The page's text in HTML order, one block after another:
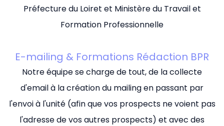
Préfecture du Loiret et Ministère du Travail et
Formation Professionnelle
E-mailing & Formations Rédaction BPR
Notre équipe se charge de tout, de la collecte
d'email à la création du mailing en passant par
l'envoi à l'unité (afin que vos prospects ne voient pas
l'adresse de vos autres prospects) et avec des